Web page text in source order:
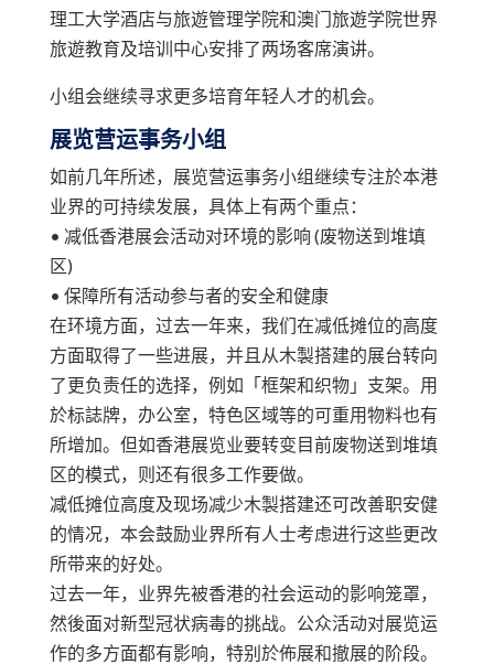
理工大学酒店与旅遊管理学院和澳门旅遊学院世界
旅遊教育及培训中心安排了两场客席演讲。
小组会继续寻求更多培育年轻人才的机会。
展览营运事务小组
如前几年所述，展览营运事务小组继续专注於本港
业界的可持续发展，具体上有两个重点：
• 减低香港展会活动对环境的影响 (废物送到堆填
区)
• 保障所有活动参与者的安全和健康
在环境方面，过去一年来，我们在减低摊位的高度
方面取得了一些进展，并且从木製搭建的展台转向
了更负责任的选择，例如「框架和织物」支架。用
於标誌牌，办公室，特色区域等的可重用物料也有
所增加。但如香港展览业要转变目前废物送到堆填
区的模式，则还有很多工作要做。
减低摊位高度及现场减少木製搭建还可改善职安健
的情况，本会鼓励业界所有人士考虑进行这些更改
所带来的好处。
过去一年，业界先被香港的社会运动的影响笼罩，
然後面对新型冠状病毒的挑战。公众活动对展览运
作的多方面都有影响，特别於佈展和撤展的阶段。